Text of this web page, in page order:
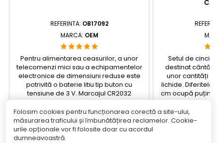
REFERINTA: OB17092
MARCA: OEM
Pentru alimentarea ceasurilor, a unor
telecomenzi mici sau a echipamentelor
electronice de dimensiuni reduse este
potrivită o baterie litiu tip buton cu
tensiune de 3 V. Marcajul CR2032
corespunde unui standard uzual, astfel
încât la înlocuire este suficient să
verificați tipul de element cerut în
specificațiile
dispozitivului.check_circleTip: baterie...
5,02 lei
 Adauga in cos

Setul de cinci
destinat
unor cantități
lichide. Diferitele
cm ocupă puțin
cântărire și
funcție de
încât

Folosim cookies pentru funcționarea corectă a site-ului,
măsurarea traficului și îmbunătățirea reclamelor. Cookie-
urile opționale vor fi folosite doar cu acordul
dumneavoastră.